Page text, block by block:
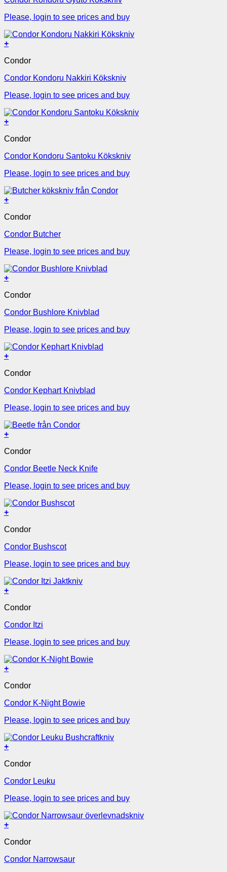
Please, login to see prices and buy
+
Condor
Condor Kondoru Nakkiri Kökskniv
Please, login to see prices and buy
+
Condor
Condor Kondoru Santoku Kökskniv
Please, login to see prices and buy
+
Condor
Condor Butcher
Please, login to see prices and buy
+
Condor
Condor Bushlore Knivblad
Please, login to see prices and buy
+
Condor
Condor Kephart Knivblad
Please, login to see prices and buy
+
Condor
Condor Beetle Neck Knife
Please, login to see prices and buy
+
Condor
Condor Bushscot
Please, login to see prices and buy
+
Condor
Condor Itzi
Please, login to see prices and buy
+
Condor
Condor K-Night Bowie
Please, login to see prices and buy
+
Condor
Condor Leuku
Please, login to see prices and buy
+
Condor
Condor Narrowsaur